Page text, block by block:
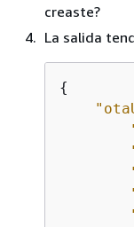
creaste?
La salida
{